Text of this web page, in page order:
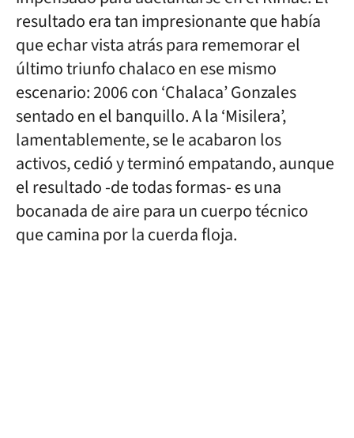
resultado era tan impresionante que había
que echar vista atrás para rememorar el
último triunfo chalaco en ese mismo
escenario: 2006 con ‘Chalaca’ Gonzales
sentado en el banquillo. A la ‘Misilera’,
lamentablemente, se le acabaron los
activos, cedió y terminó empatando, aunque
el resultado -de todas formas- es una
bocanada de aire para un cuerpo técnico
que camina por la cuerda floja.